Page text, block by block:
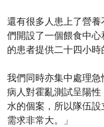
還有很多人患上了營
們開設了一個餵食中
的患者提供二十四小時
我們同時亦集中處理
病人對霍亂測試呈陽
水的個案，所以隊伍
需求非常大。」